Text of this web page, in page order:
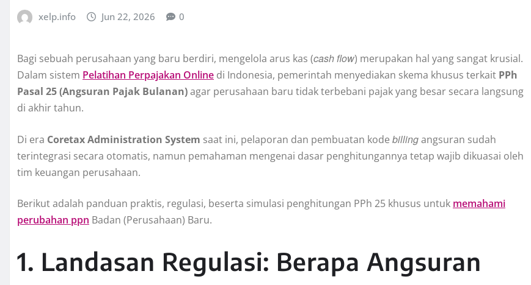
xelp.info Jun 22, 2026 0
Bagi sebuah perusahaan yang baru berdiri, mengelola arus kas (cash flow) merupakan hal yang sangat krusial.
Dalam sistem Pelatihan Perpajakan Online di Indonesia, pemerintah menyediakan skema khusus terkait PPh
Pasal 25 (Angsuran Pajak Bulanan)agar perusahaan baru tidak terbebani pajak yang besar secara langsung
di akhir tahun.
Di era Coretax Administration System saat ini, pelaporan dan pembuatan kode billingangsuran sudah
terintegrasi secara otomatis, namun pemahaman mengenai dasar penghitungannya tetap wajib dikuasai oleh
tim keuangan perusahaan.
Berikut adalah panduan praktis, regulasi, beserta simulasi penghitungan PPh 25 khusus untuk memahami
perubahan ppn Badan (Perusahaan) Baru.
1. Landasan Regulasi: Berapa Angsuran